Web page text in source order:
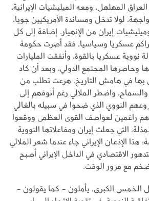
المهلهل، ومعه الميليشيات الإيرانية،
لولا تدخل ومساندة الأمريكيين جويا،
إيران من الإنهيار. إضافة إلى كل
عسكريا وسياسيا، فقد أصرت حكومة
نووية عسكريا بالقوة، وأنفقت المليارات
وحاصرها المجتمع الدولي، وبعد أن كاد
بها في هامش التاريخ، هرعت تطلب من
واضطر الملالي رغم أنوفهم إلى
النووي الذي ضحوا في سبيله بالغالي
راغمين لعواصف القوى العظمى ووقعوا
التي جعلت إيران ومفاعلاتها النووية
هذا الإذعان الإيراني جاء عندما شعر الملالي
الاقتصادي في الداخل الإيراني أصبح
مع مرور الوقت.
الخمس الكبرى، يأملون - كما يقولون -